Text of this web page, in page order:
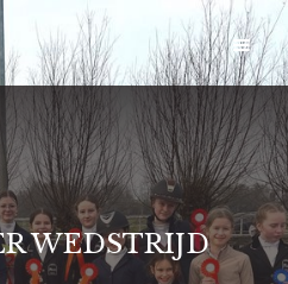
WEDSTRIJD